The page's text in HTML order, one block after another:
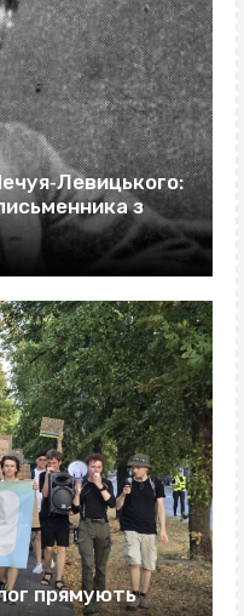
з
прямують